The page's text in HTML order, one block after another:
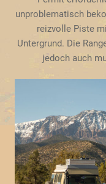
unproblematisch
reizvolle Piste
Untergrund. Die
jedoch auch